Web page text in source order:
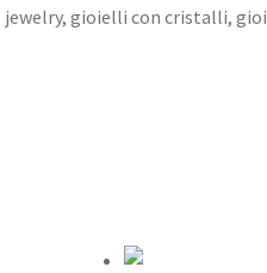
jewelry, gioielli con cristalli,